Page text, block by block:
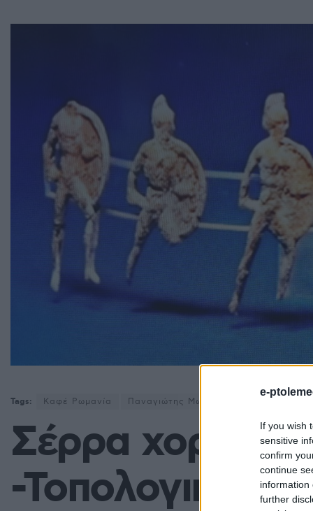
e-
If you wish
sensitive
confirm
continue
information
further
Tags: Καφέ Ρωμανία Παναγιώτης Μωυσιάδης
Σέρρα χορός
-Τοπολογικές